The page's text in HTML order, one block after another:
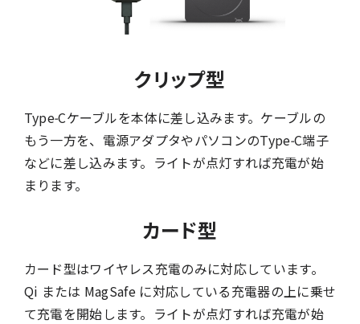
クリップ型
Type-Cケーブルを本体に差し込みます。ケーブルの
もう一方を、電源アダプタやパソコンのType-C端子
などに差し込みます。ライトが点灯すれば充電が始
まります。
カード型
カード型はワイヤレス充電のみに対応しています。
Qi または MagSafe に対応している充電器の上に乗せ
て充電を開始します。ライトが点灯すれば充電が始